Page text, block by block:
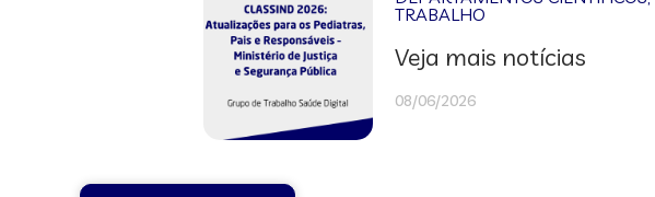
TRABALHO
Veja mais notícias
08/06/2026